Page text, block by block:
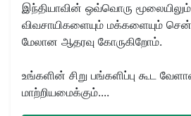
இந்தியாவின் ஒவ்வொரு
விவசாயிகளையும் மக்களையும்
மேலான ஆதரவு கோருகிறோம்.
உங்களின் சிறு பங்களிப்பு கூட
மாற்றியமைக்கும்....